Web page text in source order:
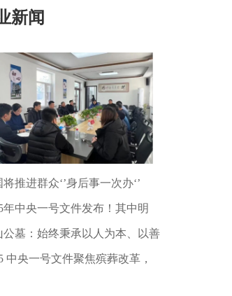
新闻
将推进群众‘’身后事一次办‘’
年中央一号文件发布！其中明
化殡葬改革
公墓：始终秉承以人为本、以善
企业文化理念!
中央一号文件聚焦殡葬改革，